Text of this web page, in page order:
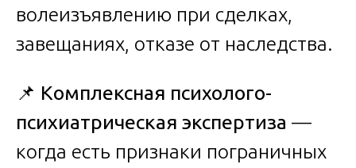
волеизъявлению при сделках,
завещаниях, отказе от наследства.
📌 Комплексная психолого-
психиатрическая экспертиза —
когда есть признаки пограничных